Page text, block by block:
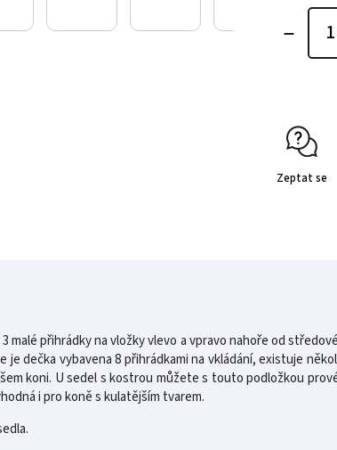
Zeptat se
malé přihrádky na vložky vlevo a vpravo nahoře od
dečka vybavena 8 přihrádkami na vkládání, existuje
koni. U sedel s kostrou můžete s touto podložkou
i pro koně s kulatějším tvarem.